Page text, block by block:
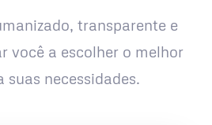
transparente e
você a escolher o melhor
suas necessidades.